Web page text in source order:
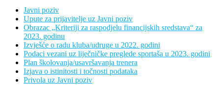
Javni poziv
Upute za prijavitelje uz Javni poziv
Obrazac „Kriteriji za raspodjelu financijskih sredstava“ za
2023. godinu
Izvješće o radu kluba/udruge u 2022. godini
Podaci vezani uz liječničke preglede sportaša u 2023. godini
Plan školovanja/usavršavanja trenera
Izjava o istinitosti i točnosti podataka
Privola uz Javni poziv